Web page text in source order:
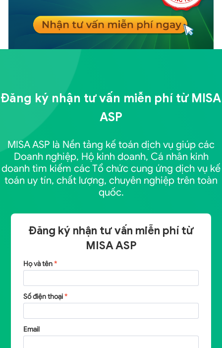
Đăng ký nhận tư vấn miễn phí từ MISA
ASP
MISA ASP là Nền tảng kế toán dịch vụ giúp các
Doanh nghiệp, Hộ kinh doanh, Cá nhân kinh
doanh tìm kiếm các Tổ chức cung ứng dịch vụ kế
toán uy tín, chất lượng, chuyên nghiệp trên toàn
quốc.
Đăng ký nhận tư vấn miễn phí từ
MISA ASP
Họ và tên*
Số điện thoại*
Email